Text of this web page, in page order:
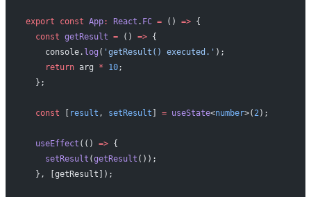
export const App: React . FC = () => {
  const
getResult = () => {
    console.
log ( 'getResult() executed.' );
    return
arg * 10;
  };
  const
result , setResult = useState<number>( 2);
  useEffect
(() => {
    setResult
(getResult ());
  }, [getResult]);